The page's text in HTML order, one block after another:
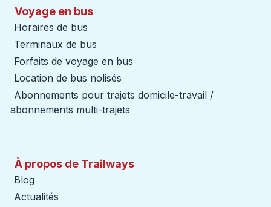
Voyage en bus
Horaires de bus
Terminaux de bus
Forfaits de voyage en bus
Location de bus nolisés
Abonnements pour trajets domicile-travail /
abonnements multi-trajets
À propos de Trailways
Blog
Actualités